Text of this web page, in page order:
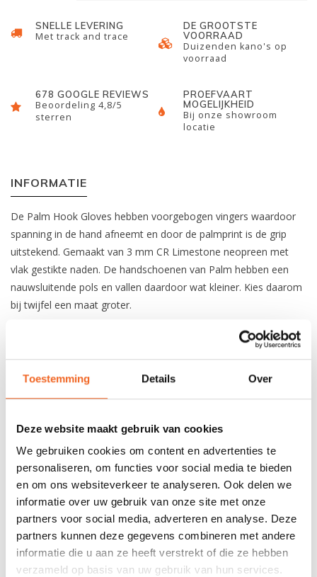
Toestemming Details Over
Deze website maakt gebruik van cookies
We gebruiken cookies om content en advertenties te
personaliseren, om functies voor social media te bieden
en om ons websiteverkeer te analyseren. Ook delen we
informatie over uw gebruik van onze site met onze
partners voor social media, adverteren en analyse. Deze
partners kunnen deze gegevens combineren met andere
informatie die u aan ze heeft verstrekt of die ze hebben
verzameld op basis van uw gebruik van hun services.
SNELLE LEVERING
Met track and trace
DE GROOTSTE
VOORRAAD
Duizenden kano's op
voorraad
678 GOOGLE REVIEWS
Beoordeling 4,8/5
sterren
PROEFVAART
MOGELIJKHEID
Bij onze showroom
locatie
INFORMATIE
De Palm Hook Gloves hebben voorgebogen vingers waardoor
spanning in de hand afneemt en door de palmprint is de grip
uitstekend. Gemaakt van 3 mm CR Limestone neopreen met
vlak gestikte naden. De handschoenen van Palm hebben een
nauwsluitende pols en vallen daardoor wat kleiner. Kies daarom
bij twijfel een maat groter.
Materiaal: 3 mm CR limestone neopreen
Constructie: verlijmd en gestikt
Nog niet gewaardeerd
0 sterren op basis van 0 beoordelingen
JE BEOORDELING TOEVOEGEN